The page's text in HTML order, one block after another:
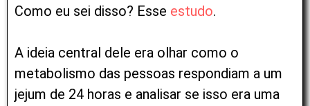
Como eu sei disso? Esse estudo.
A ideia central dele era olhar como o
metabolismo das pessoas respondiam a um
jejum de 24 horas e analisar se isso era uma